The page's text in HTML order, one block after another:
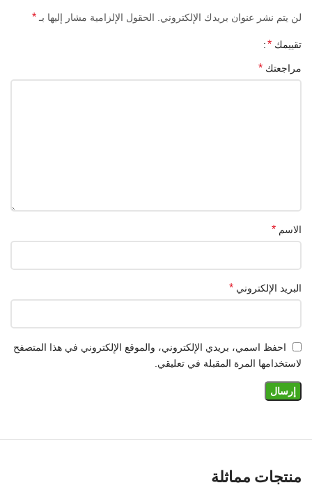
مستخدمه.
2. تردد الناقل : 500 كيلو هرتز
7. مستوى الإخراج : 200 بالسيارات ± 5 بالسيارات
لن يتم نشر عنوان بريدك الإلكتروني. الحقول الإلزامية مشار إليها بـ *
تقييمك *
مراجعتك *
الاسم *
البريد الإلكتروني *
احفظ اسمي، بريدي الإلكتروني، والموقع الإلكتروني في هذا المتصفح
لاستخدامها المرة المقبلة في تعليقي.
منتجات مماثلة